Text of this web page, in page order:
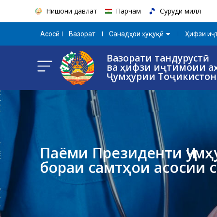
Нишони давлатӣ Парчам Суруди миллӣ
Aсосӣ Вазорат Санадҳои ҳуқуқӣ Ҳифзи
Вазорати тандурустӣ
ва ҳифзи иҷтимоии
Ҷумҳурии Тоҷикистон
Паёми Президенти
бораи самтҳои асосии